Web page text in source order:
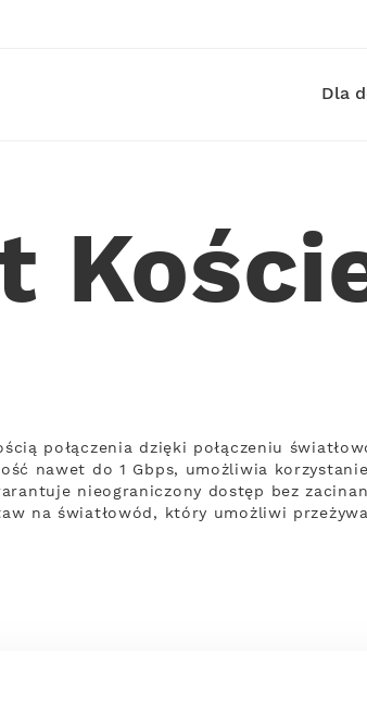
Dla
połączenia dzięki połączeniu
nawet do 1 Gbps, umożliwia
nieograniczony dostęp bez
na światłowód, który umożliwi